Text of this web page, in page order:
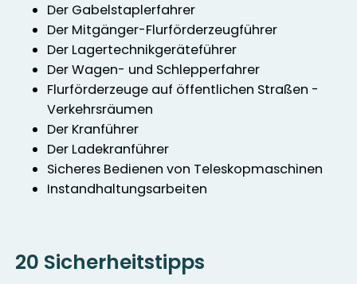
Der Gabelstaplerfahrer
Der Mitgänger-Flurförderzeugführer
Der Lagertechnikgeräteführer
Der Wagen- und Schlepperfahrer
Flurförderzeuge auf öffentlichen Straßen -
Verkehrsräumen
Der Kranführer
Der Ladekranführer
Sicheres Bedienen von Teleskopmaschinen
Instandhaltungsarbeiten
20 Sicherheitstipps